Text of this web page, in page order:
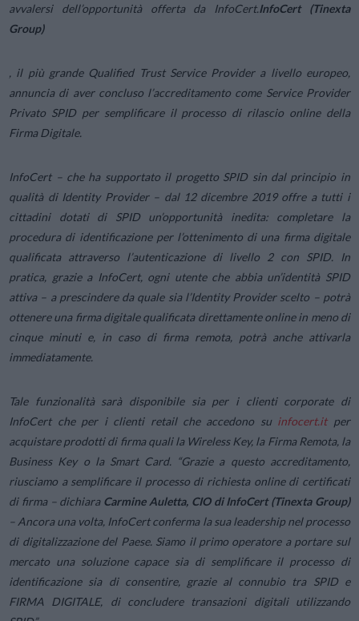
avvalersi dell’opportunità offerta da InfoCert.InfoCert (Tinexta
Group)
, il più grande Qualified Trust Service Provider a livello europeo,
annuncia di aver concluso l’accreditamento come Service Provider
Privato SPID per semplificare il processo di rilascio online della
Firma Digitale.
InfoCert – che ha supportato il progetto SPID sin dal principio in
qualità di Identity Provider – dal 12 dicembre 2019 offre a tutti i
cittadini dotati di SPID un’opportunità inedita: completare la
procedura di identificazione per l’ottenimento di una firma digitale
qualificata attraverso l’autenticazione di livello 2 con SPID. In
pratica, grazie a InfoCert, ogni utente che abbia un’identità SPID
attiva – a prescindere da quale sia l’Identity Provider scelto – potrà
ottenere una firma digitale qualificata direttamente online in meno di
cinque minuti e, in caso di firma remota, potrà anche attivarla
immediatamente.
Tale funzionalità sarà disponibile sia per i clienti corporate di
InfoCert che per i clienti retail che accedono su infocert.itper
acquistare prodotti di firma quali la Wireless Key, la Firma Remota, la
Business Key o la Smart Card. “Grazie a questo accreditamento,
riusciamo a semplificare il processo di richiesta online di certificati
di firma –dichiara Carmine Auletta, CIO di InfoCert (Tinexta Group)
– Ancora una volta, InfoCert conferma la sua leadership nel processo
di digitalizzazione del Paese. Siamo il primo operatore a portare sul
mercato una soluzione capace sia di semplificare il processo di
identificazione sia di consentire, grazie al connubio tra SPID e
FIRMA DIGITALE, di concludere transazioni digitali utilizzando